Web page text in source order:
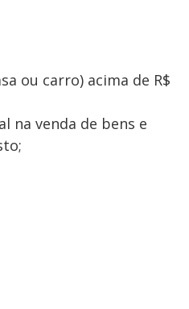
ou carro) acima de R$
na venda de bens e